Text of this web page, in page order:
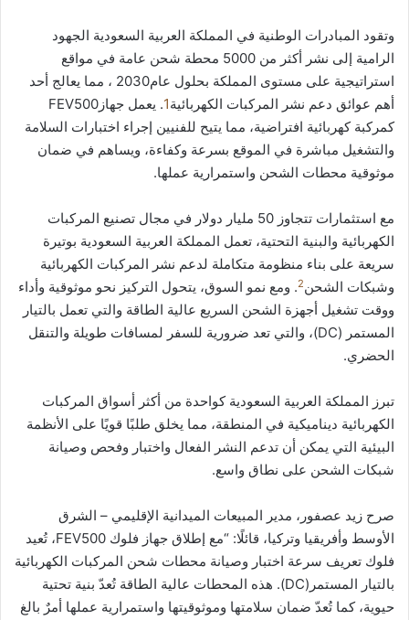
وتقود المبادرات الوطنية في المملكة العربية السعودية الجهود
الرامية إلى نشر أكثر من 5000 محطة شحن عامة في مواقع
استراتيجية على مستوى المملكة بحلول عام2030 ، مما يعالج أحد
أهم عوائق دعم نشر المركبات الكهربائية1
. يعمل جهازFEV500
كمركبة كهربائية افتراضية، مما يتيح للفنيين إجراء اختبارات السلامة
والتشغيل مباشرة في الموقع بسرعة وكفاءة، ويساهم في ضمان
موثوقية محطات الشحن واستمرارية عملها.
مع استثمارات تتجاوز 50 مليار دولار في مجال تصنيع المركبات
الكهربائية والبنية التحتية، تعمل المملكة العربية السعودية بوتيرة
سريعة على بناء منظومة متكاملة لدعم نشر المركبات الكهربائية
وشبكات الشحن2. ومع نمو السوق، يتحول التركيز نحو موثوقية وأداء
ووقت تشغيل أجهزة الشحن السريع عالية الطاقة والتي تعمل بالتيار
المستمر (DC)، والتي تعد ضرورية للسفر لمسافات طويلة والتنقل
الحضري.
تبرز المملكة العربية السعودية كواحدة من أكثر أسواق المركبات
الكهربائية ديناميكية في المنطقة، مما يخلق طلبًا قويًا على الأنظمة
البيئية التي يمكن أن تدعم النشر الفعال واختبار وفحص وصيانة
شبكات الشحن على نطاق واسع.
صرح زيد عصفور، مدير المبيعات الميدانية الإقليمي – الشرق
الأوسط وأفريقيا وتركيا، قائلًا: “مع إطلاق جهاز فلوك FEV500، تُعيد
فلوك تعريف سرعة اختبار وصيانة محطات شحن المركبات الكهربائية
بالتيار المستمر(DC). هذه المحطات عالية الطاقة تُعدّ بنية تحتية
حيوية، كما تُعدّ ضمان سلامتها وموثوقيتها واستمرارية عملها أمرٌ بالغ